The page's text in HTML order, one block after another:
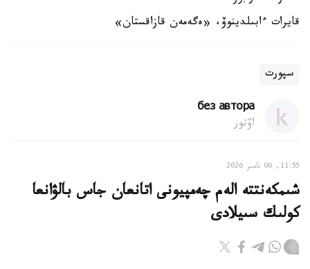
قايرات ءابىلدينوۆ، «ەگەمەن قازاقستان»
سپورت
без автора
اۆتور
11:55, 06 تامىز 2026
شىمكەنتتە الەم چەمپيونى اتانعان جاس بالۋانعا
كولىك سىيلادى